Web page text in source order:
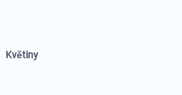
Květiny